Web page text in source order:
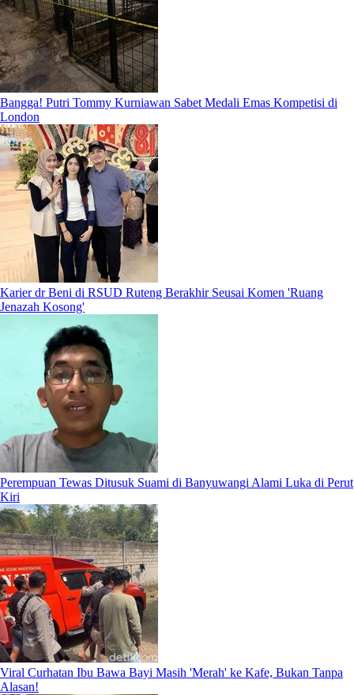
Bangga! Putri Tommy Kurniawan Sabet Medali Emas Kompetisi di
London
Karier dr Beni di RSUD Ruteng Berakhir Seusai Komen 'Ruang
Jenazah Kosong'
Perempuan Tewas Ditusuk Suami di Banyuwangi Alami Luka di Perut
Kiri
Viral Curhatan Ibu Bawa Bayi Masih 'Merah' ke Kafe, Bukan Tanpa
Alasan!